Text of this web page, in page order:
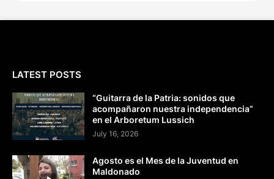
LATEST POSTS
“Guitarra de la Patria: sonidos que
acompañaron nuestra independencia”
en el Arboretum Lussich
July 16, 2026
Agosto es el Mes de la Juventud en
Maldonado